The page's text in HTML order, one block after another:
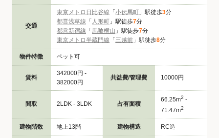
交通
東京メトロ日比谷線 「 小伝馬町 」駅徒歩3分
都営浅草線 「 人形町 」駅徒歩7分
都営新宿線 「 馬喰横山 」駅徒歩7分
東京メトロ半蔵門線 「 三越前 」駅徒歩8分
物件特徴 ペット可
賃料
342000円 -
382000円
共益費/管理費 10000円
間取 2LDK - 3LDK 占有面積
66.25m2 -
71.47m2
建物階数 地上13階 建物構造 RC造